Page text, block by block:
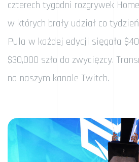
czterech tygodni rozgrywek
w których brały udział co
Pula w każdej edycji sięgała
$30,000 szło do zwycięzcy.
na naszym kanale Twitch.